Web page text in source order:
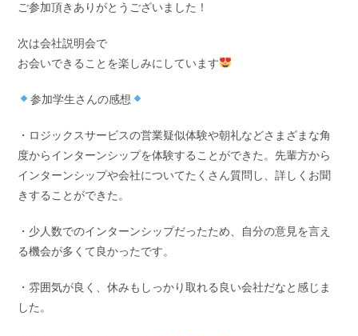
ご参加頂きありがとうございました！
次は会社説明会で
お会いできることを楽しみにしています
参加学生さんの感想
・ロジックスサービスの営業疑似体験や朝礼などさまざまな角
度からインターンシップを体験することができた。先輩方から
インターンシップや会社についてたくさん質問し、詳しくお聞
きすることができた。
・少人数でのインターンシップだったため、自分の意見を言え
る機会が多くて良かったです。
・雰囲気が良く、休みもしっかり取れる良い会社だなと感じま
した。